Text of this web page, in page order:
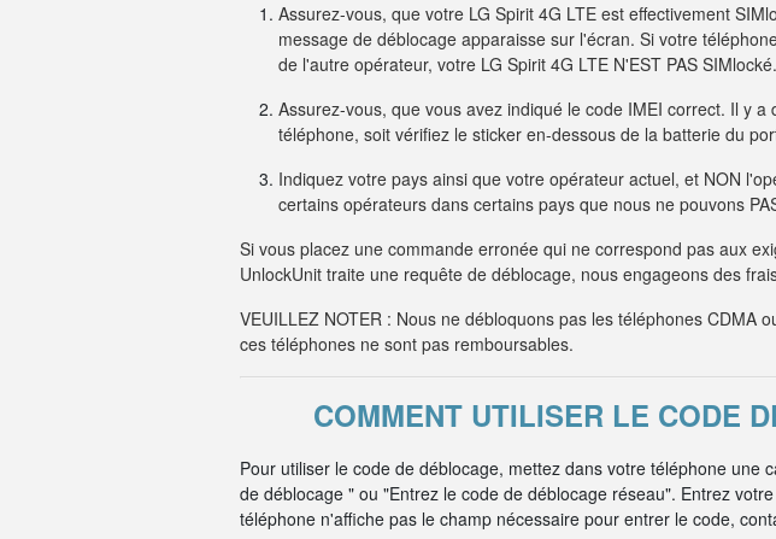
Assurez-vous, que votre LG Spirit 4G LTE est effectivement
message de déblocage apparaisse sur l'écran. Si votre
de l'autre opérateur, votre LG Spirit 4G LTE N'EST PAS SIMlocké.
Assurez-vous, que vous avez indiqué le code IMEI correct. Il y
téléphone, soit vérifiez le sticker en-dessous de la batterie du
Indiquez votre pays ainsi que votre opérateur actuel, et NON
certains opérateurs dans certains pays que nous ne pouvons
Si vous placez une commande erronée qui ne correspond pas aux
UnlockUnit traite une requête de déblocage, nous engageons des
VEUILLEZ NOTER : Nous ne débloquons pas les téléphones
ces téléphones ne sont pas remboursables.
COMMENT UTILISER LE CODE
Pour utiliser le code de déblocage, mettez dans votre téléphone une
de déblocage " ou "Entrez le code de déblocage réseau". Entrez
téléphone n'affiche pas le champ nécessaire pour entrer le code,